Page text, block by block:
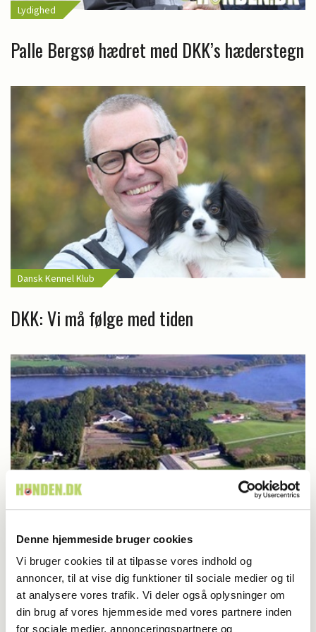
Denne hjemmeside bruger cookies
Vi bruger cookies til at tilpasse vores indhold og
annoncer, til at vise dig funktioner til sociale medier og til
at analysere vores trafik. Vi deler også oplysninger om
din brug af vores hjemmeside med vores partnere inden
for sociale medier, annonceringspartnere og
Lydighed
Palle Bergsø hædret med DKK’s hæderstegn
Dansk Kennel Klub
DKK: Vi må følge med tiden
Dansk Kennel Klub
Dansk Kennel Klub med imponerende
udvidelse